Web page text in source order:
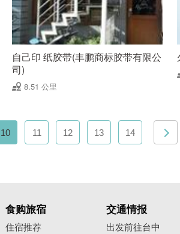
自己印 纸胶带(丰鹏商标胶带有限公
司)
8.51 公里
10 11 12 13 14
食购旅宿
住宿推荐
交通情报
出发前往台中